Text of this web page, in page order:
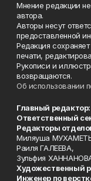
Мнение редакции
автора.
Авторы несут
предоставленной
Редакция
печати,
Рукописи и
возвращаются.
Об использовании
Главный редактор:
Ответственный
Редакторы
Миляуша
Раиля ГАЛЕЕВА,
Зульфия
Художественный
Инженер по